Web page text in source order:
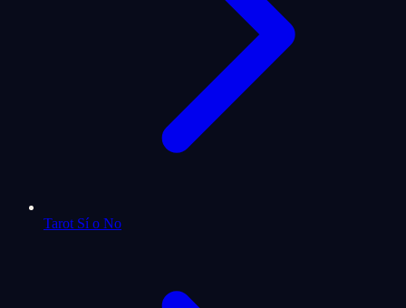
Tarot Sí o No